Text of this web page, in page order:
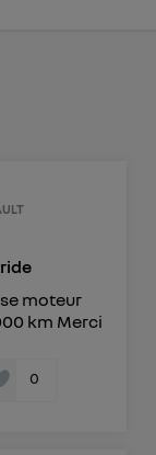
moteur
km Merci
0